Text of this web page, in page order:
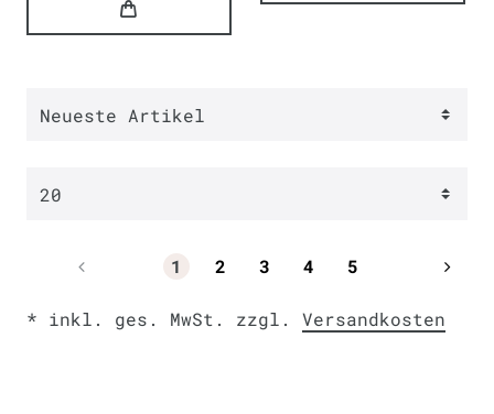
1 2 3 4 5
* inkl. ges. MwSt. zzgl. Versandkosten